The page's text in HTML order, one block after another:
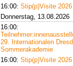
16:00: Stip(p)Visite 2026
Donnerstag, 13.08.2026
16:00:
29. Internationalen
Sommerakademie
16:00: Stip(p)Visite 2026